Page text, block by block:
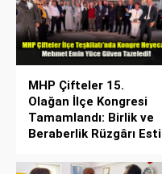
MHP Çifteler 15.
Olağan İlçe Kongresi
Tamamlandı: Birlik ve
Beraberlik Rüzgârı Esti